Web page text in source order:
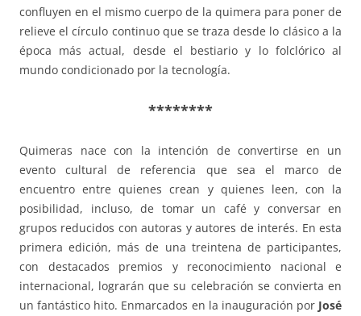
confluyen en el mismo cuerpo de la quimera para poner de
relieve el círculo continuo que se traza desde lo clásico a la
época más actual, desde el bestiario y lo folclórico al
mundo condicionado por la tecnología.
********
Quimeras nace con la intención de convertirse en un
evento cultural de referencia que sea el marco de
encuentro entre quienes crean y quienes leen, con la
posibilidad, incluso, de tomar un café y conversar en
grupos reducidos con autoras y autores de interés. En esta
primera edición, más de una treintena de participantes,
con destacados premios y reconocimiento nacional e
internacional, lograrán que su celebración se convierta en
un fantástico hito. Enmarcados en la inauguración porJosé